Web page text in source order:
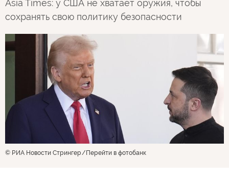
Asia Times: у США не хватает оружия, чтобы
сохранять свою политику безопасности
© РИА Новости Стрингер Перейти в фотобанк